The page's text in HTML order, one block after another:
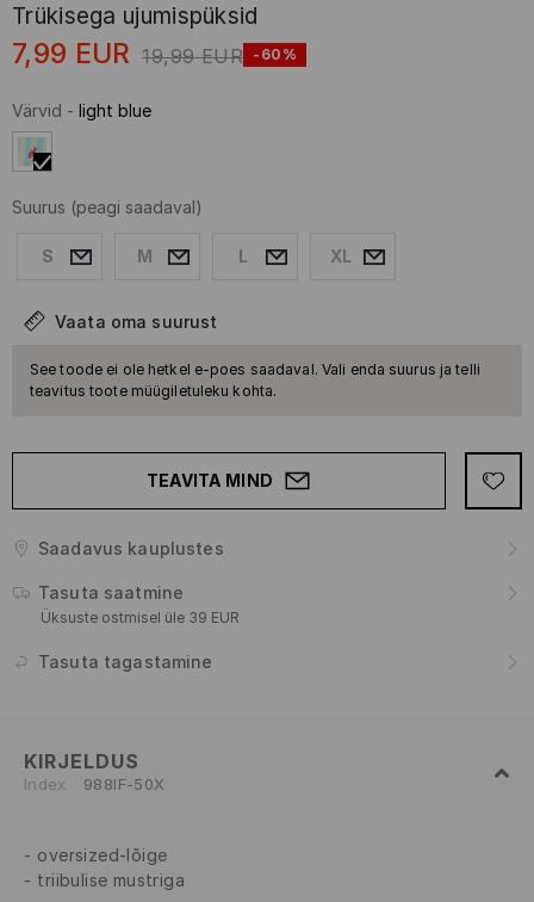
Trükisega ujumispüksid
7,99 EUR 19,99 EUR -60%
Värvid - light blue
Suurus (peagi saadaval)
S M L XL
Vaata oma suurust
See toode ei ole hetkel e-poes saadaval. Vali enda suurus ja telli
teavitus toote müügiletuleku kohta.
TEAVITA MIND
Saadavus kauplustes
Tasuta saatmine
Üksuste ostmisel üle 39 EUR
Tasuta tagastamine
KIRJELDUS
Index 988IF-50X
oversized-lõige
triibulise mustriga